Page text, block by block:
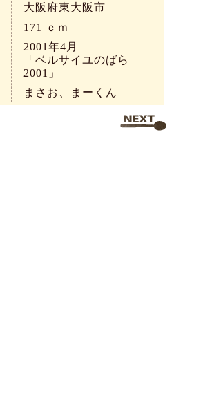
大阪府東大阪市
171
ｃｍ
2001年4月
「ベルサイユのばら
2001」
まさお、まーくん